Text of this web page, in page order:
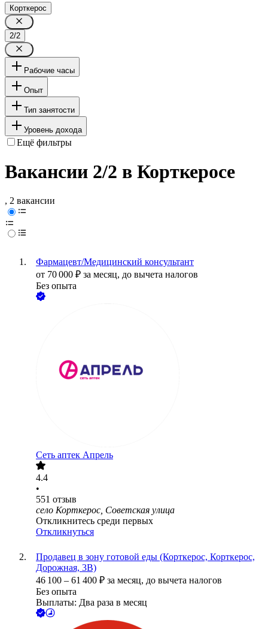
Корткерос
2/2
Рабочие часы
Опыт
Тип занятости
Уровень дохода
Ещё фильтры
Вакансии 2/2 в Корткеросе
, 2 вакансии
Фармацевт/Медицинский консультант
от 70 000 ₽ за месяц, до вычета налогов
Без опыта
Сеть аптек Апрель
4.4
•
551 отзыв
село Корткерос, Советская улица
Откликнитесь среди первых
Откликнуться
Продавец в зону готовой еды (Корткерос, Корткерос,
Дорожная, 3В)
46 100 – 61 400 ₽ за месяц, до вычета налогов
Без опыта
Выплаты: Два раза в месяц